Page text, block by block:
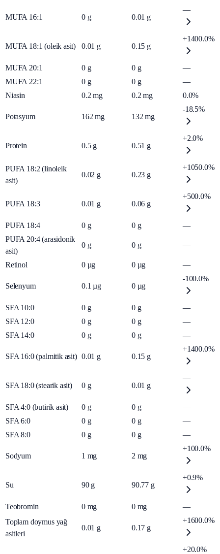
MUFA 16:1 0 g 0.01 g
—
MUFA 18:1 (oleik asit) 0.01 g 0.15 g
+1400.0%
MUFA 20:1 0 g 0 g
—
MUFA 22:1
0 g 0 g
—
Niasin
0.2 mg 0.2 mg 0.0%
Potasyum 162 mg 132 mg
-18.5%
Protein 0.5 g 0.51 g
+2.0%
PUFA 18:2 (linoleik
asit)
0.02 g 0.23 g
+1050.0%
PUFA 18:3 0.01 g 0.06 g
+500.0%
PUFA 18:4 0 g 0 g
—
PUFA 20:4 (arasidonik
asit)
0 g 0 g —
Retinol 0 µg 0 µg —
Selenyum 0.1 µg 0 µg
-100.0%
SFA 10:0 0 g 0 g
—
SFA 12:0
0 g 0 g
—
SFA 14:0
0 g 0 g —
SFA 16:0 (palmitik asit) 0.01 g 0.15 g
+1400.0%
SFA 18:0 (stearik asit) 0 g 0.01 g
—
SFA 4:0 (butirik asit) 0 g 0 g
—
SFA 6:0
0 g 0 g
—
SFA 8:0
0 g 0 g —
Sodyum 1 mg 2 mg
+100.0%
Su 90 g 90.77 g
+0.9%
Teobromin 0 mg 0 mg
—
Toplam doymus yağ
asitleri
0.01 g 0.17 g
+1600.0%
+20.0%